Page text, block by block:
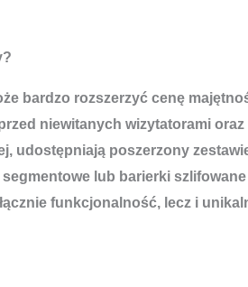
bardzo rozszerzyć cenę
niewitanych wizytatorami
poszerzony
lub barierki
funkcjonalność, lecz i